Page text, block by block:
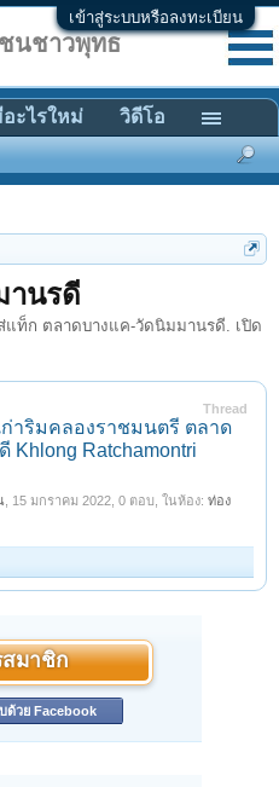
เข้าสู่ระบบหรือลงทะเบียน
านรดี
แท็ก ตลาดบางแค-วัดนิมมานรดี. เปิด
Thread
าริมคลองราชมนตรี ตลาด
Ratchamontri
15 มกราคม 2022 , 0 ตอบ, ในห้อง: ท่อง
มาชิก
ด้วย Facebook
นชาวพุทธ
ะไรใหม่ วิดีโอ